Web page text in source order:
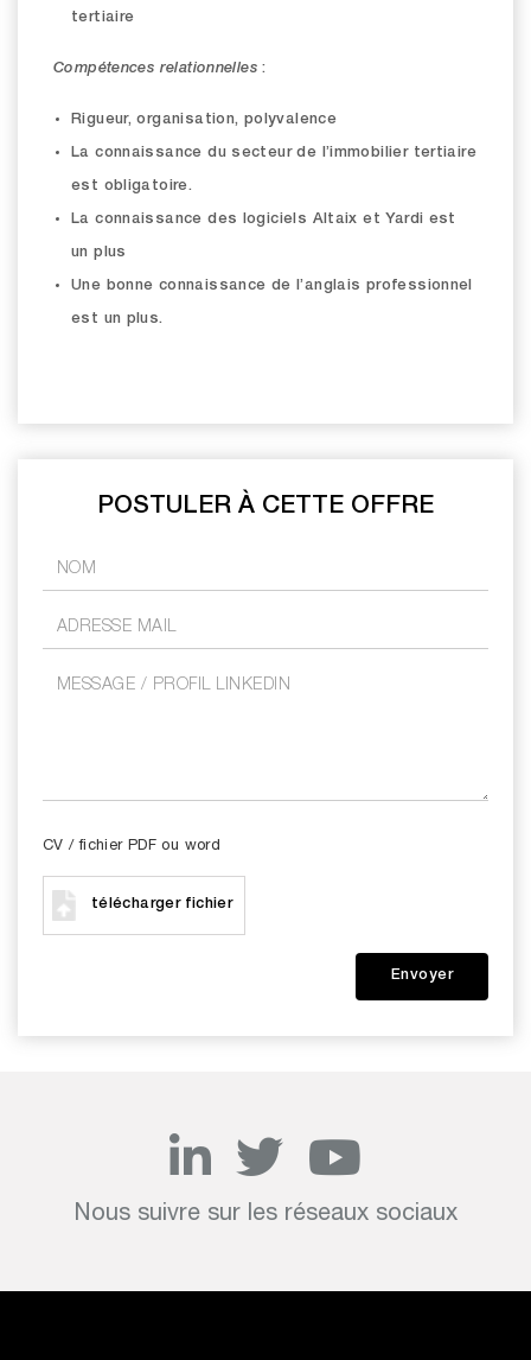
tertiaire
Compétences relationnelles:
Rigueur, organisation, polyvalence
La connaissance du secteur de l’immobilier tertiaire
est obligatoire.
La connaissance des logiciels Altaix et Yardi est
un plus
Une bonne connaissance de l’anglais professionnel
est un plus.
POSTULER À CETTE OFFRE
CV / fichier PDF ou word
télécharger fichier
Nous suivre sur les réseaux sociaux